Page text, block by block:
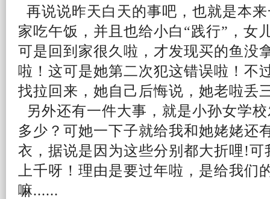
再说说昨天白天的事吧，也就是本
家吃午饭，并且也给小白“践行”，女
可是回到家很久啦，才发现买的鱼没
啦！这可是她第二次犯这错误啦！不
找拉回来，她自己 后悔说，她老啦丢
另外还有一件大事，就是小孙女学
多少？可她一下子就给我和她姥姥还
衣，据说是因为这些分别都大折哩!
上千呀！理由是要过年啦，是给我们
嘛......